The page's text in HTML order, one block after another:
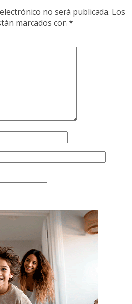
no será publicada. Los
marcados con *